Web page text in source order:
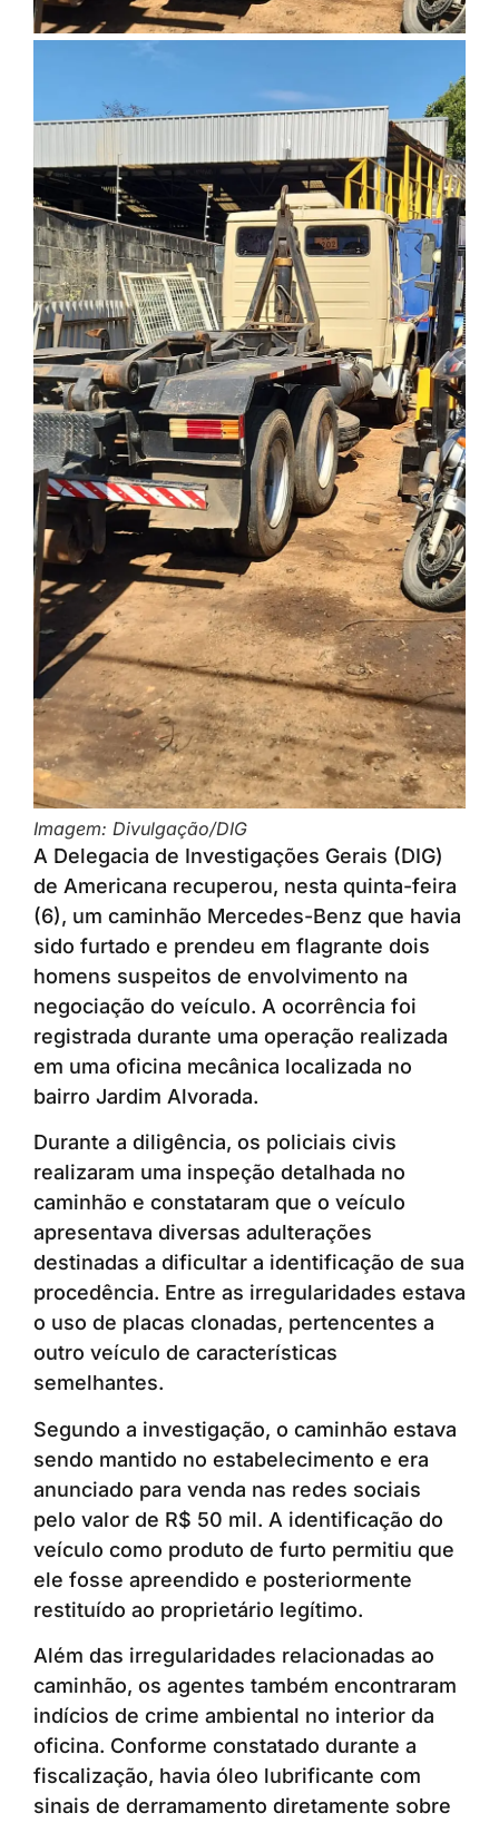
Imagem: Divulgação/DIG
A Delegacia de Investigações Gerais (DIG)
de Americana recuperou, nesta quinta-feira
(6), um caminhão Mercedes-Benz que havia
sido furtado e prendeu em flagrante dois
homens suspeitos de envolvimento na
negociação do veículo. A ocorrência foi
registrada durante uma operação realizada
em uma oficina mecânica localizada no
bairro Jardim Alvorada.
Durante a diligência, os policiais civis
realizaram uma inspeção detalhada no
caminhão e constataram que o veículo
apresentava diversas adulterações
destinadas a dificultar a identificação de sua
procedência. Entre as irregularidades estava
o uso de placas clonadas, pertencentes a
outro veículo de características
semelhantes.
Segundo a investigação, o caminhão estava
sendo mantido no estabelecimento e era
anunciado para venda nas redes sociais
pelo valor de R$ 50 mil. A identificação do
veículo como produto de furto permitiu que
ele fosse apreendido e posteriormente
restituído ao proprietário legítimo.
Além das irregularidades relacionadas ao
caminhão, os agentes também encontraram
indícios de crime ambiental no interior da
oficina. Conforme constatado durante a
fiscalização, havia óleo lubrificante com
sinais de derramamento diretamente sobre